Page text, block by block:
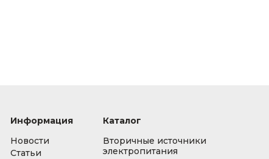
Информация
Новости
Статьи
Каталог
Вторичные источники
электропитания